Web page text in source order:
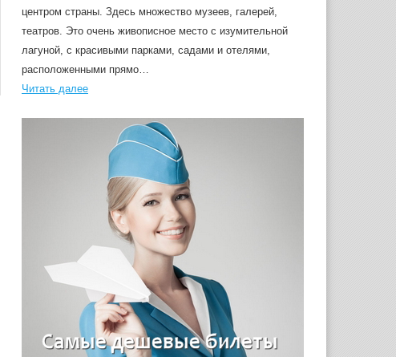
центром страны. Здесь множество музеев, галерей,
театров. Это очень живописное место с изумительной
лагуной, с красивыми парками, садами и отелями,
расположенными прямо…
Читать далее